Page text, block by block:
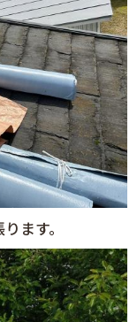
ます。